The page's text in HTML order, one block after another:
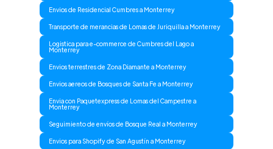
Envios de Residencial Cumbres a Monterrey
Transporte de merancias de Lomas de Juriquilla a Monterrey
Logistica para e-commerce de Cumbres del Lago a
Monterrey
Envios terrestres de Zona Diamante a Monterrey
Envios aereos de Bosques de Santa Fe a Monterrey
Envia con Paquetexpress de Lomas del Campestre a
Monterrey
Seguimiento de envíos de Bosque Real a Monterrey
Envios para Shopify de San Agustín a Monterrey